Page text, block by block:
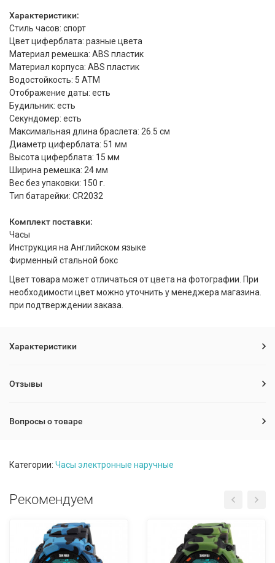
Характеристики:
Стиль часов: спорт
Цвет циферблата: разные цвета
Материал ремешка: ABS пластик
Материал корпуса: ABS пластик
Водостойкость: 5 АТМ
Отображение даты: есть
Будильник: есть
Секундомер: есть
Максимальная длина браслета: 26.5 см
Диаметр циферблата: 51 мм
Высота циферблата: 15 мм
Ширина ремешка: 24 мм
Вес без упаковки: 150 г.
Тип батарейки: CR2032
Комплект поставки:
Часы
Инструкция на Английском языке
Фирменный стальной бокс
Цвет товара может отличаться от цвета на фотографии. При
необходимости цвет можно уточнить у менеджера магазина.
при подтверждении заказа.
Характеристики
Отзывы
Вопросы о товаре
Категории: Часы электронные наручные
Рекомендуем